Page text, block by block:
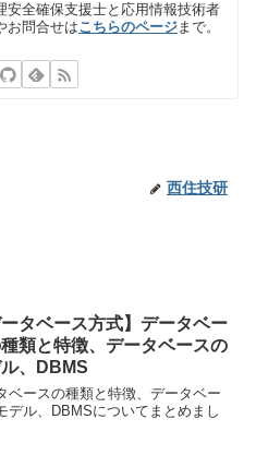
安全確保支援士と応用情報技術者
お問合せはこちらのページ まで。
西住技研
ータベース方式】データベー
類と特徴、データベースの
、DBMS
ベースの種類と特徴、データベー
デル、DBMSについてまとめまし